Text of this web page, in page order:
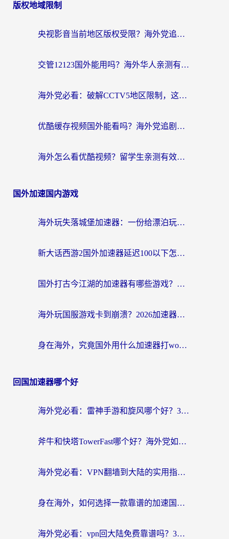
版权地域限制
央视影音当前地区版权受限？海外党追剧看片的终极解决方案来了
交管12123国外能用吗？海外华人亲测有效的回国加速器选择指南
海外党必看：破解CCTV5地区限制，这样看欧洲杯奥运直播才够爽！
优酷缓存视频国外能看吗？海外党追剧看片的终极解决方案来了
海外怎么看优酷视频？留学生亲测有效的回国加速器选择指南
国外加速国内游戏
海外玩失落城堡加速器：一份给漂泊玩家的网络自救指南
新大话西游2国外加速器延迟100以下怎么办？海外党实测有效的低延迟指南
国外打古今江湖的加速器有哪些游戏？一个海外玩家的终极选择指南
海外玩国服游戏卡到崩溃？2026加速器免费推荐+实用指南（亲测有效）
身在海外，究竟国外用什么加速器打wow好？
回国加速器哪个好
海外党必看：雷神手游和旋风哪个好？3分钟选对回国加速器，无缝刷国内剧玩游戏
斧牛和快塔TowerFast哪个好？海外党如何选对回国加速器
海外党必看：VPN翻墙到大陆的实用指南——从看CCTV5到选加速器，一篇全搞定
身在海外，如何选择一款靠谱的加速国内网络的加速器？
海外党必看：vpn回大陆免费靠谱吗？3步选对加速器实现无缝刷国内资源